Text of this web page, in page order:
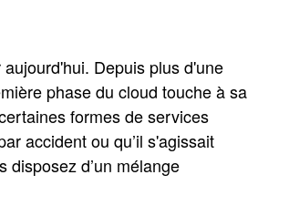
Depuis plus d'une
phase du cloud touche à sa
formes de services
accident ou qu’il s'agissait
disposez d’un mélange